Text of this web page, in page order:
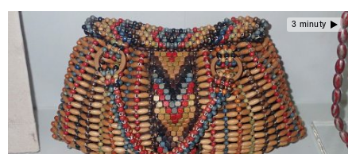
3 minuty